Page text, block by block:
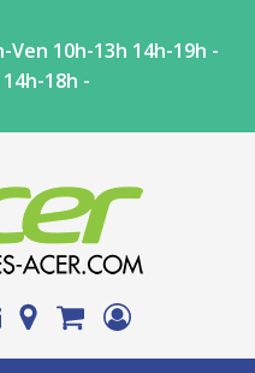
10h-13h 14h-19h -
18h -